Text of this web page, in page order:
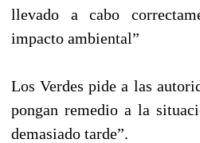
llevado a cabo
impacto ambiental”
Los Verdes pide a las
pongan remedio a la
demasiado tarde”.